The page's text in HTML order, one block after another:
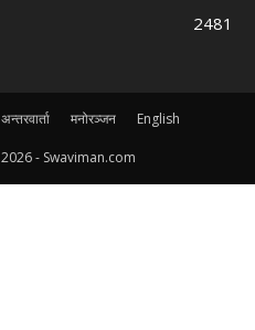
2481
अन्तरवार्ता मनोरञ्जन English
2026 - Swaviman.com